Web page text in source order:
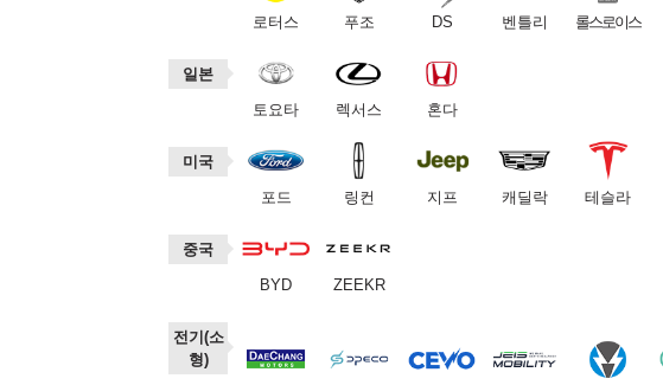
로터스 푸조 DS 벤틀리 롤스로이스
일본
토요타 렉서스 혼다
미국
포드 링컨 지프 캐딜락 테슬라
중국
BYD ZEEKR
전기(소
형)